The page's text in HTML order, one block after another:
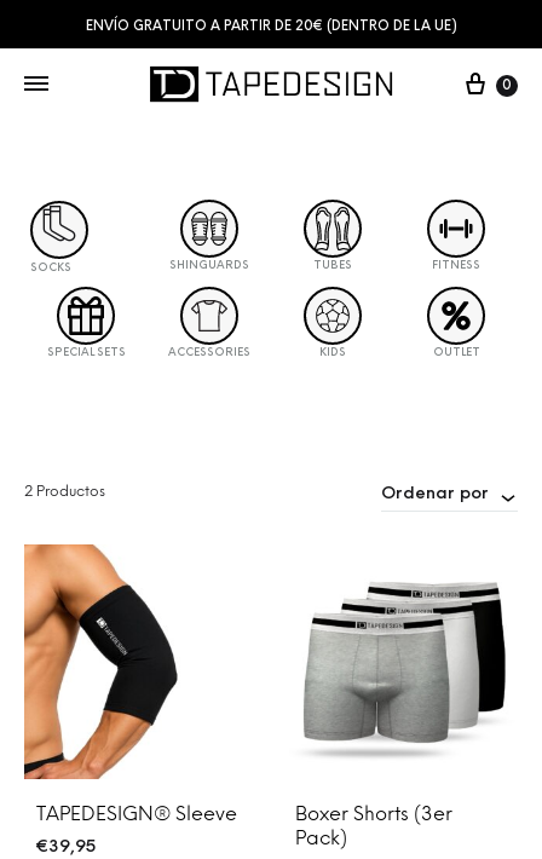
ENVÍO GRATUITO A PARTIR DE 20€ (DENTRO DE LA UE)
0
2 Productos Ordenar por
TAPEDESIGN® Sleeve
€39,95
Boxer Shorts (3er
Pack)
SOCKS SHINGUARDS TUBES FITNESS
SPECIAL SETS ACCESSORIES KIDS OUTLET